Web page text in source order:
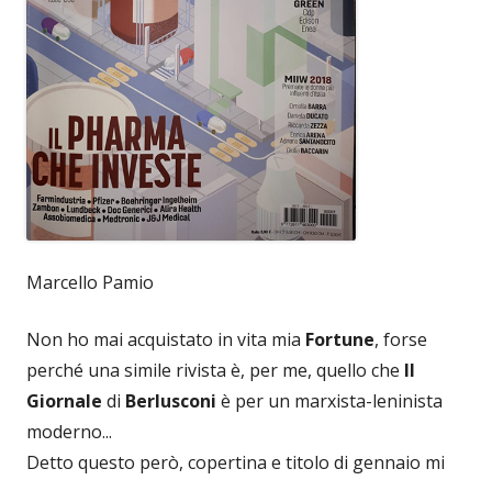
Marcello Pamio
Non ho mai acquistato in vita mia Fortune, forse
perché una simile rivista è, per me, quello che Il
Giornale di Berlusconi è per un marxista-leninista
moderno...
Detto questo però, copertina e titolo di gennaio mi